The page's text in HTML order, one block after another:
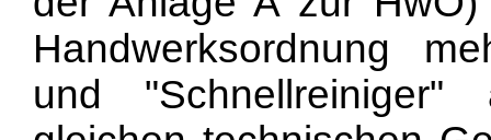
Handwerksordnung
und